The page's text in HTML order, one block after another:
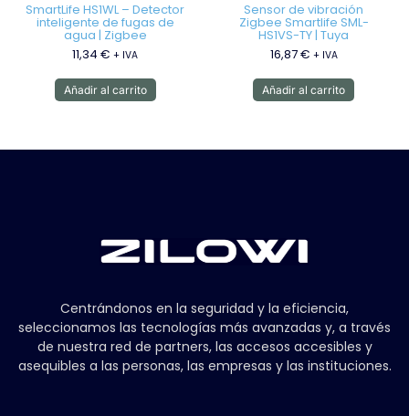
SmartLife HS1WL – Detector
inteligente de fugas de
agua | Zigbee
11,34€ + IVA
Añadir al carrito
Sensor de vibración
Zigbee Smartlife SML-
HS1VS-TY | Tuya
16,87€ + IVA
Añadir al carrito
Centrándonos en la seguridad y la eficiencia,
seleccionamos las tecnologías más avanzadas y, a través
de nuestra red de partners, las accesos accesibles y
asequibles a las personas, las empresas y las instituciones.